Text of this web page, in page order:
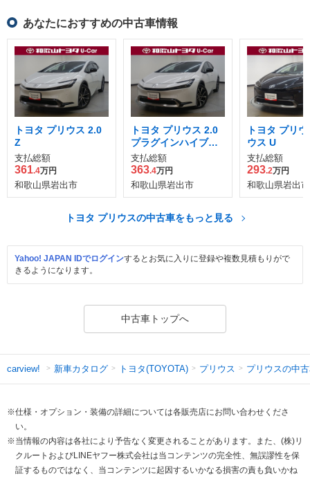
あなたにおすすめの中古車情報
トヨタ プリウス 2.0
Z
支払総額
361.4万円
和歌山県岩出市
トヨタ プリウス 2.0
プラグインハイブリ
ッド Z
支払総額
363.4万円
和歌山県岩出市
トヨタ プリ
ウス U
支払総額
293.2万円
和歌山県岩出市
トヨタ プリウスの中古車をもっと見る
Yahoo! JAPAN IDでログインするとお気に入りに登録や複数見積もりがで
きるようになります。
中古車トップへ
carview! 新車カタログ トヨタ(TOYOTA) プリウス プリウスの中
※仕様・オプション・装備の詳細については各販売店にお問い合わせくださ
い。
※当情報の内容は各社により予告なく変更されることがあります。また、(株)リ
クルートおよびLINEヤフー株式会社は当コンテンツの完全性、無誤謬性を保
証するものではなく、当コンテンツに起因するいかなる損害の責も負いかね